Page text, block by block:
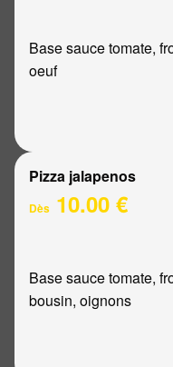
Base sauce tomate,
oeuf
Pizza jalapenos
Dès 10.00 €
Base sauce tomate,
bousin, oignons